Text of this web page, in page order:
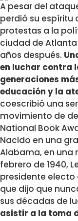
A pesar del
perdió su espíritu
protestas a la
ciudad de Atlanta
años después.
en luchar contra
generaciones
educación y la
coescribió una
movimiento de
National Book
Nacido en una
Alabama, en una
febrero de 1940,
presidente
que dijo que
sus décadas de
asistir a la toma